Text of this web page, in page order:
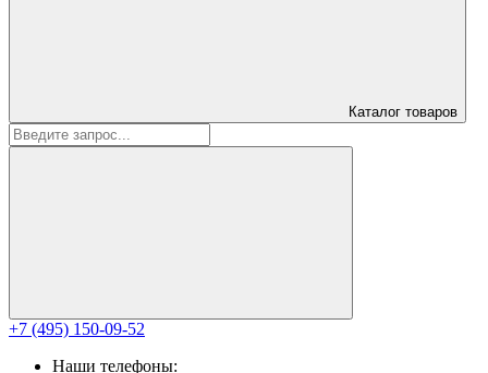
Каталог товаров
+7 (495) 150-09-52
Наши телефоны: